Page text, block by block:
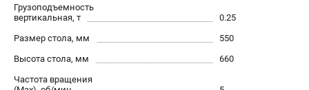
Новости
ПОЛЕЗНЫЕ МАТЕРИАЛЫ
Как выбрать заточной станок?
Грузоподъемность
вертикальная, т
0.25
Размер стола, мм
550
Высота стола, мм
660
Частота вращения